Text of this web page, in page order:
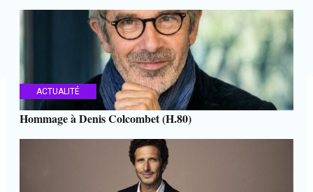
ACTUALITÉ
Hommage à Denis Colcombet (H.80)